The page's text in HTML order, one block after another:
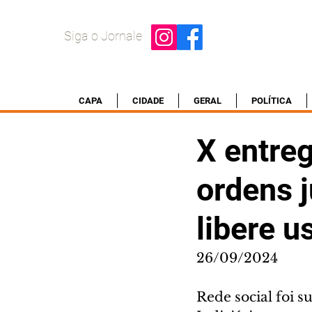
Siga o Jornale
CAPA CIDADE GERAL POLÍTICA
X
ordens
libere
26/09/2024
Rede social foi